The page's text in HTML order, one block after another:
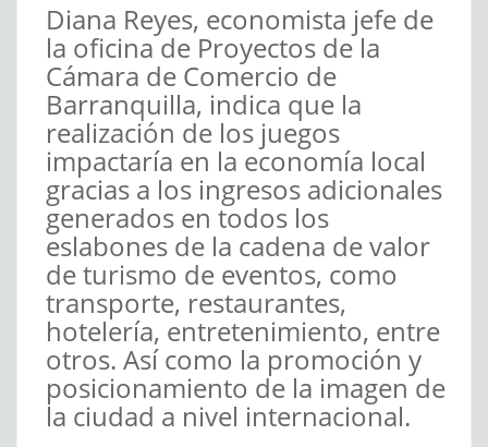
Diana Reyes, economista jefe de
la oficina de Proyectos de la
Cámara de Comercio de
Barranquilla, indica que la
realización de los juegos
impactaría en la economía local
gracias a los ingresos adicionales
generados en todos los
eslabones de la cadena de valor
de turismo de eventos, como
transporte, restaurantes,
hotelería, entretenimiento, entre
otros. Así como la promoción y
posicionamiento de la imagen de
la ciudad a nivel internacional.